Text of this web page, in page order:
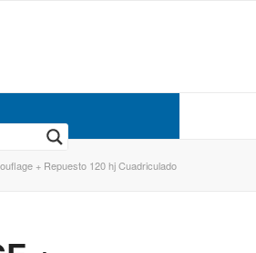
+ Repuesto 120 hj Cuadriculado